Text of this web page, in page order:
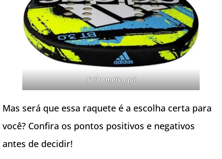
Saiba mais aqui
Mas será que essa raquete é a escolha certa para
você? Confira os pontos positivos e negativos
antes de decidir!